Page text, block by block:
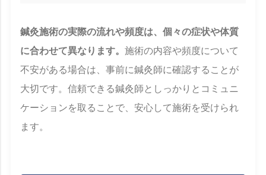
鍼灸施術の実際の流れや頻度は、個々の症状や体質
に合わせて異なります。施術の内容や頻度について
不安がある場合は、事前に鍼灸師に確認することが
大切です。信頼できる鍼灸師としっかりとコミュニ
ケーションを取ることで、安心して施術を受けられ
ます。